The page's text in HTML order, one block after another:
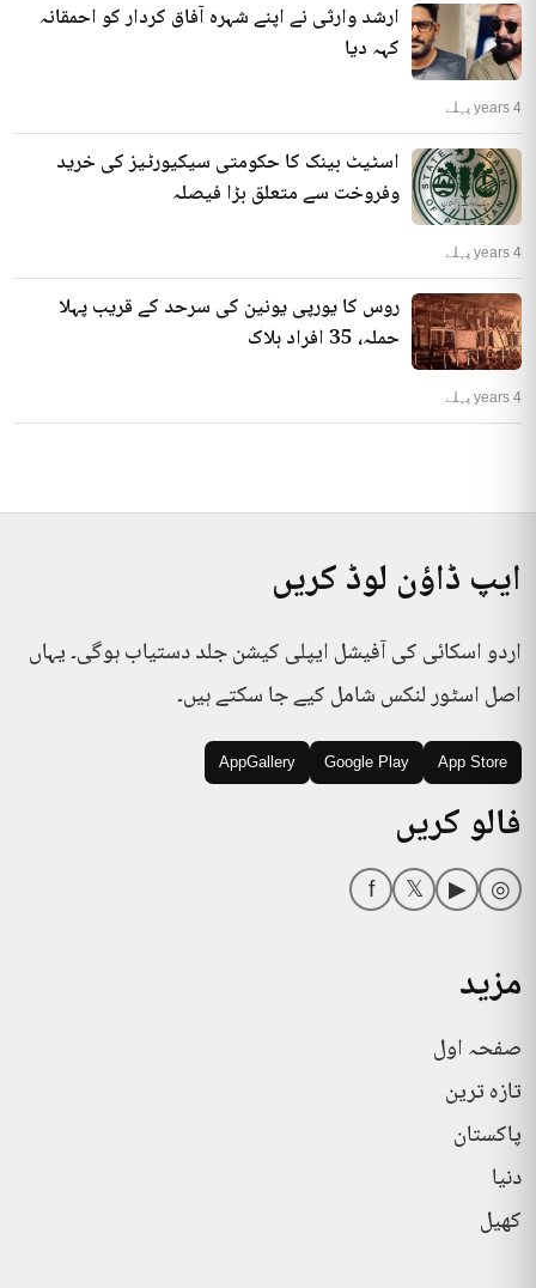
ارشد وارثی نے اپنے شہرہ آفاق کردار کو احمقانہ
کہہ دیا
4 years پہلے
اسٹیٹ بینک کا حکومتی سیکیورٹیز کی خرید
وفروخت سے متعلق بڑا فیصلہ
4 years پہلے
روس کا یورپی یونین کی سرحد کے قریب پہلا
حملہ، 35 افراد ہلاک
4 years پہلے
ایپ ڈاؤن لوڈ کریں
اردو اسکائی کی آفیشل ایپلی کیشن جلد دستیاب ہوگی۔ یہاں
اصل اسٹور لنکس شامل کیے جا سکتے ہیں۔
App Store
Google Play
AppGallery
فالو کریں
◎
▶
𝕏
f
مزید
صفحہ اول
تازہ ترین
پاکستان
دنیا
کھیل